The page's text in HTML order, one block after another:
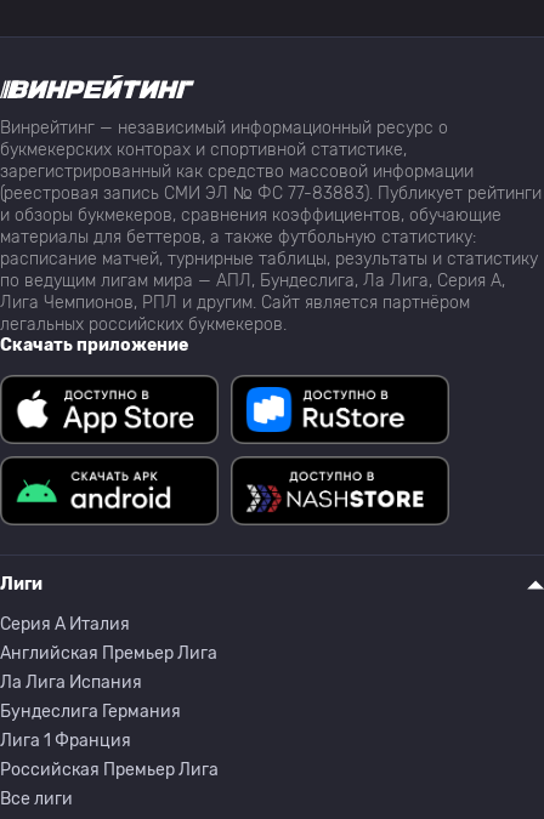
Винрейтинг — независимый информационный ресурс о
букмекерских конторах и спортивной статистике,
зарегистрированный как средство массовой информации
(реестровая запись СМИ ЭЛ № ФС 77-83883). Публикует рейтинги
и обзоры букмекеров, сравнения коэффициентов, обучающие
материалы для беттеров, а также футбольную статистику:
расписание матчей, турнирные таблицы, результаты и статистику
по ведущим лигам мира — АПЛ, Бундеслига, Ла Лига, Серия А,
Лига Чемпионов, РПЛ и другим. Сайт является партнёром
легальных российских букмекеров.
Скачать приложение
Лиги
Серия A Италия
Английская Премьер Лига
Ла Лига Испания
Бундеслига Германия
Лига 1 Франция
Российская Премьер Лига
Все лиги